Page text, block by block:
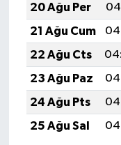
20 Ağu Per
21 Ağu Cum
22 Ağu Cts
23 Ağu Paz
24 Ağu Pts
25 Ağu Sal